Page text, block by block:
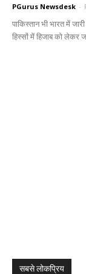
PGurus Newsdesk -
पाकिस्तान भी भारत में
हिस्सों में हिजाब को लेकर
सबसे लोकप्रिय